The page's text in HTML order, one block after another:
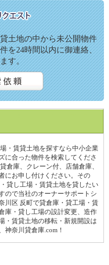
土地の中から未公開物件
を24時間以内に御連絡、
す。
・賃貸土地を探すなら中小企業
に合った物件を検索してくださ
倉庫、クレーン付、店舗倉庫、
にお申し付けください。その
貸し工場・賃貸土地を貸したい
ので当社のオーナーサポートシ
川区 反町で貸倉庫・貸工場・賃
庫・貸し工場の設計変更、造作
・賃貸土地の移転・新規開設は
神奈川貸倉庫.com！